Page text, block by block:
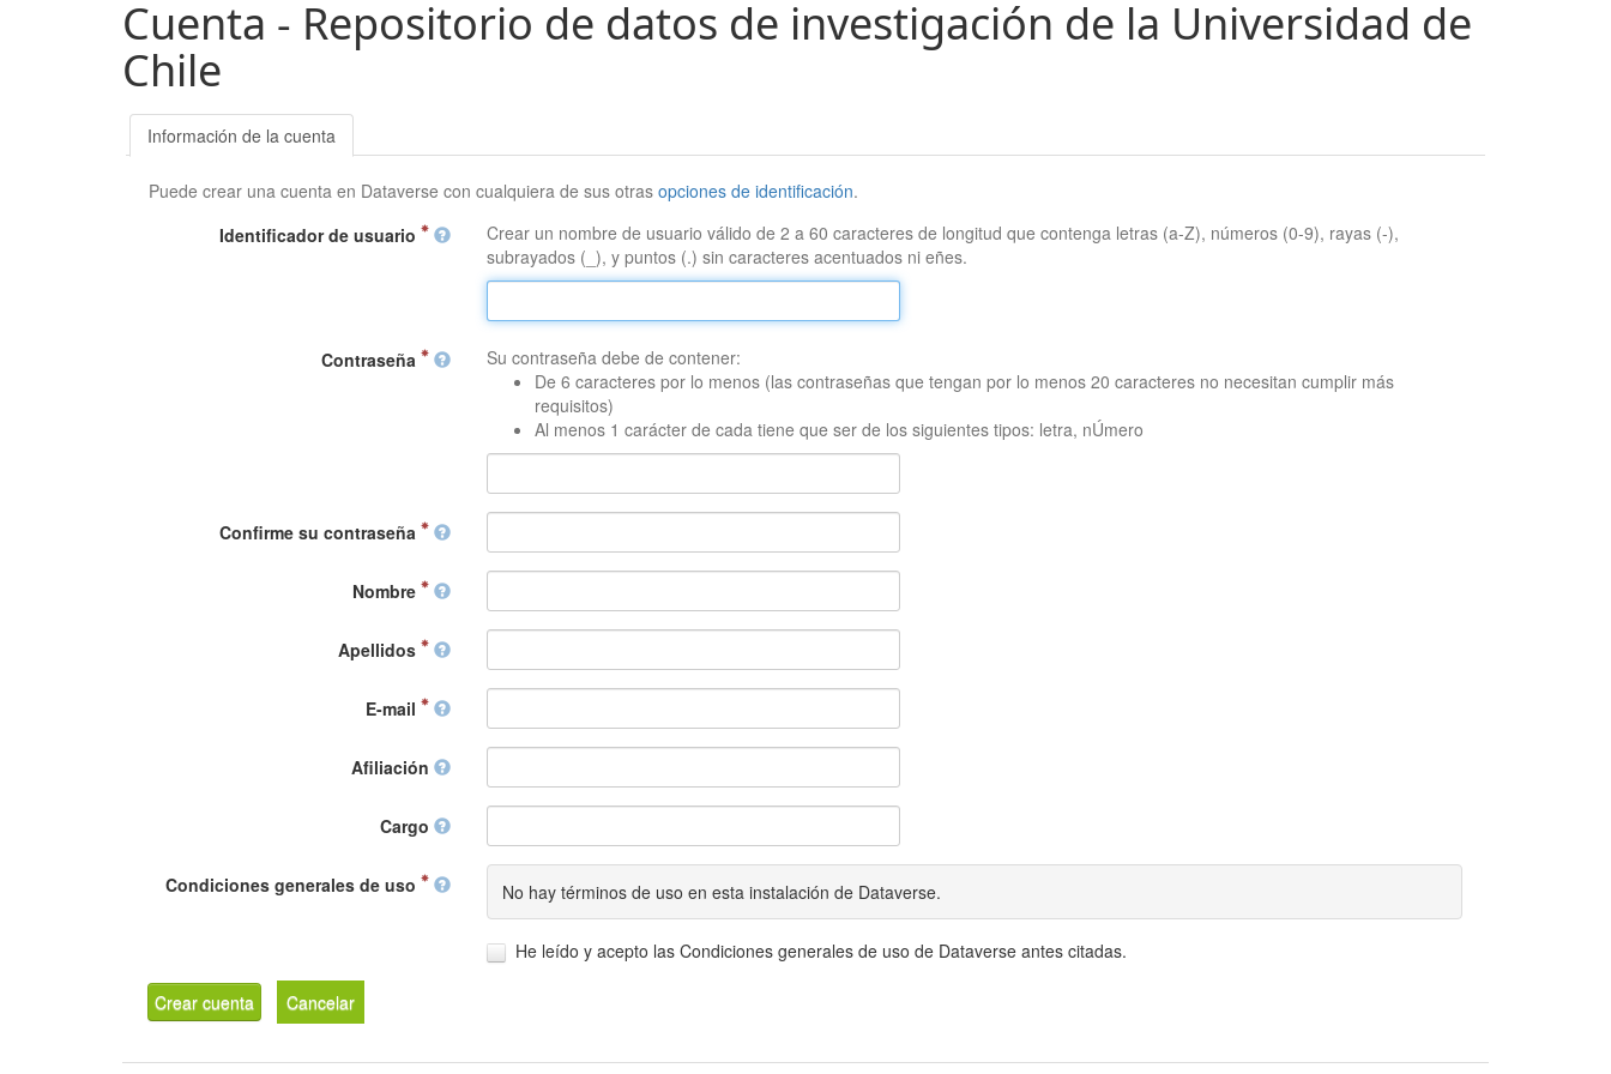
Cuenta - Repositorio de datos de investigación de la Universidad de
Chile
Información de la cuenta
Puede crear una cuenta en Dataverse con cualquiera de sus otrasopciones de identificación.
Identificador de usuario
Crear un nombre de usuario válido de 2 a 60 caracteres de longitud que contenga letras (a-Z), números (0-9), rayas (-),
subrayados (_), y puntos (.) sin caracteres acentuados ni eñes.
Contraseña
Su contraseña debe de contener:
De 6 caracteres por lo menos (las contraseñas que tengan por lo menos 20 caracteres no necesitan cumplir más
requisitos)
Al menos 1 carácter de cada tiene que ser de los siguientes tipos: letra, nÚmero
Confirme su contraseña
Nombre
Apellidos
E-mail
Afiliación
Cargo
Condiciones generales de uso No hay términos de uso en esta instalación de Dataverse.
He leído y acepto las Condiciones generales de uso de Dataverse antes citadas.
Crear cuenta Cancelar